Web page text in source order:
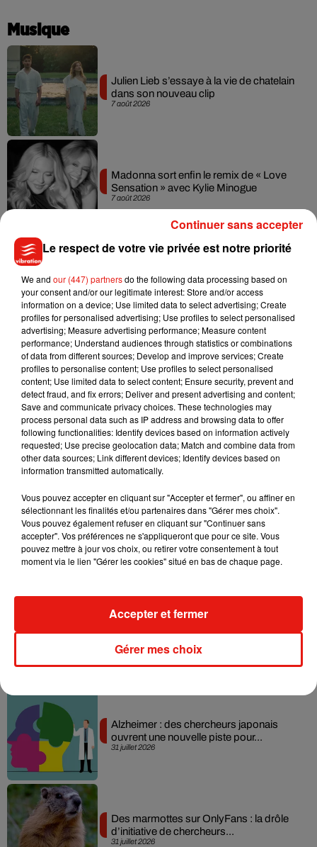
Musique
7 août 2026
Julien Lieb s’essaye à la vie de chatelain
dans son nouveau clip
7 août 2026
Madonna sort enfin le remix de « Love
Sensation » avec Kylie Minogue
7 août 2026
dansant de l’année
7 août 2026
Angèle et Amélie Lens dévoilent leur
collaboration tant attendue
Benny Blanco invite Selena Gomez et
Becky G sur son nouveau single
Tiny Desk invite Charlie Puth pour une
live session solaire
+ DE MUSIQUE
31 juillet 2026
Alzheimer : des chercheurs japonais
ouvrent une nouvelle piste pour...
31 juillet 2026
Des marmottes sur OnlyFans : la drôle
d’initiative de chercheurs...
Le respect de votre vie privée est notre priorité
We and our (447) partnersdo the following data processing based on
your consent and/or our legitimate interest: Store and/or access
information on a device; Use limited data to select advertising; Create
profiles for personalised advertising; Use profiles to select personalised
advertising; Measure advertising performance; Measure content
performance; Understand audiences through statistics or combinations
of data from different sources; Develop and improve services; Create
profiles to personalise content; Use profiles to select personalised
content; Use limited data to select content; Ensure security, prevent and
detect fraud, and fix errors; Deliver and present advertising and content;
Save and communicate privacy choices. These technologies may
process personal data such as IP address and browsing data to offer
following functionalities: Identify devices based on information actively
requested; Use precise geolocation data; Match and combine data from
other data sources; Link different devices; Identify devices based on
information transmitted automatically.
Vous pouvez accepter en cliquant sur "Accepter et fermer", ou affiner en
sélectionnant les finalités et/ou partenaires dans "Gérer mes choix".
Vous pouvez également refuser en cliquant sur "Continuer sans
accepter". Vos préférences ne s'appliqueront que pour ce site. Vous
pouvez mettre à jour vos choix, ou retirer votre consentement à tout
moment via le lien "Gérer les cookies" situé en bas de chaque page.
Gérer mes choix
Accepter et fermer
Continuer sans accepter